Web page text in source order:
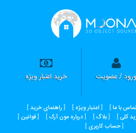
ورود / عضویت خرید اعتبار ویژه
تماس با ما اعتبار ویژه
راهنمای خرید
کلی بلاگ درباره مون آرک
قوانین
حساب کاربری